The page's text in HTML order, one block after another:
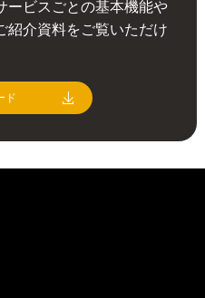
ービスごとの基本機能や
紹介資料をご覧いただけ
ド